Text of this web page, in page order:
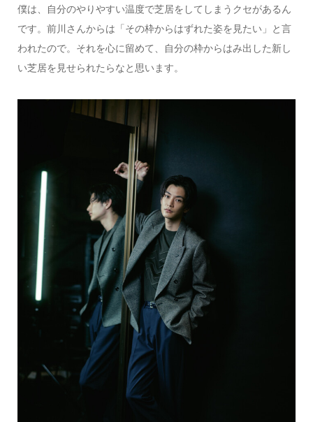
僕は、自分のやりやすい温度で芝居をしてしまうクセがあるん
です。前川さんからは「その枠からはずれた姿を見たい」と言
われたので。それを心に留めて、自分の枠からはみ出した新し
い芝居を見せられたらなと思います。